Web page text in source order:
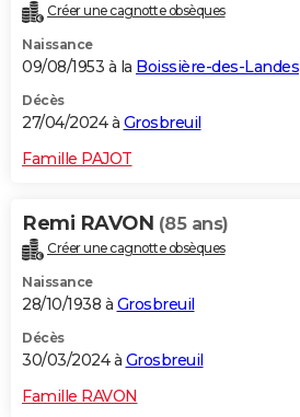
Créer une cagnotte obsèques
Naissance
09/08/1953 à la Boissière-des-Landes
Décès
27/04/2024 à Grosbreuil
Famille PAJOT
Remi RAVON (85 ans)
Créer une cagnotte obsèques
Naissance
28/10/1938 à Grosbreuil
Décès
30/03/2024 à Grosbreuil
Famille RAVON